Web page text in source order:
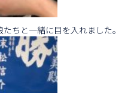
ちと一緒に目を入れました。